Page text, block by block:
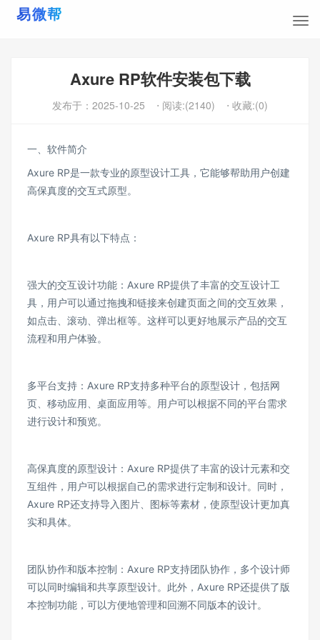
Axure RP软件安装包下载
发布于： 2025-10-25 ⋅ 阅读:(2140) ⋅ 收藏:(0)
一、软件简介
Axure RP是一款专业的原型设计工具，它能够帮助用户创建
高保真度的交互式原型。
Axure RP具有以下特点：
强大的交互设计功能：Axure RP提供了丰富的交互设计工
具，用户可以通过拖拽和链接来创建页面之间的交互效果，
如点击、滚动、弹出框等。这样可以更好地展示产品的交互
流程和用户体验。
多平台支持：Axure RP支持多种平台的原型设计，包括网
页、移动应用、桌面应用等。用户可以根据不同的平台需求
进行设计和预览。
高保真度的原型设计：Axure RP提供了丰富的设计元素和交
互组件，用户可以根据自己的需求进行定制和设计。同时，
Axure RP还支持导入图片、图标等素材，使原型设计更加真
实和具体。
团队协作和版本控制：Axure RP支持团队协作，多个设计师
可以同时编辑和共享原型设计。此外，Axure RP还提供了版
本控制功能，可以方便地管理和回溯不同版本的设计。